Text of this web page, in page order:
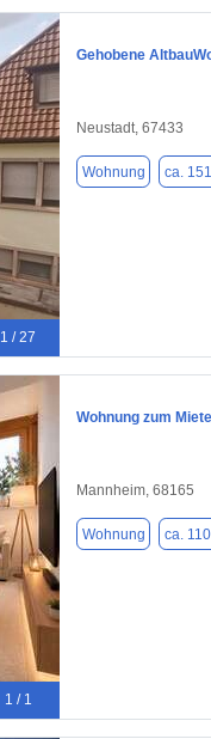
1 / 27
Gehobene
Neustadt, 67433
Wohnung ca.
1 / 1
Wohnung zum
Mannheim, 68165
Wohnung ca.